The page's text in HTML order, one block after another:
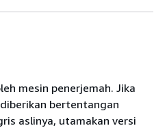
mesin penerjemah. Jika
bertentangan
aslinya, utamakan versi